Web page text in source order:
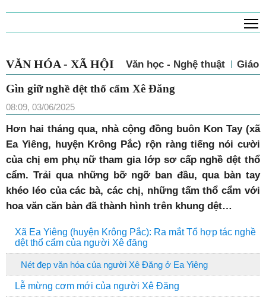
VĂN HÓA - XÃ HỘI Văn học - Nghệ thuật Giáo
Gìn giữ nghề dệt thổ cẩm Xê Đăng
08:09, 03/06/2025
Hơn hai tháng qua, nhà cộng đồng buôn Kon Tay (xã
Ea Yiêng, huyện Krông Pắc) rộn ràng tiếng nói cười
của chị em phụ nữ tham gia lớp sơ cấp nghề dệt thổ
cẩm. Trải qua những bỡ ngỡ ban đầu, qua bàn tay
khéo léo của các bà, các chị, những tấm thổ cẩm với
hoa văn căn bản đã thành hình trên khung dệt…
Xã Ea Yiêng (huyện Krông Pắc): Ra mắt Tổ hợp tác nghề
dệt thổ cẩm của người Xê đăng
Nét đẹp văn hóa của người Xê Đăng ở Ea Yiêng
Lễ mừng cơm mới của người Xê Đăng